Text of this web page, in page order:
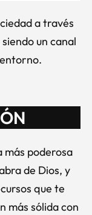
a través
un canal
más poderosa
de Dios, y
que te
más sólida con